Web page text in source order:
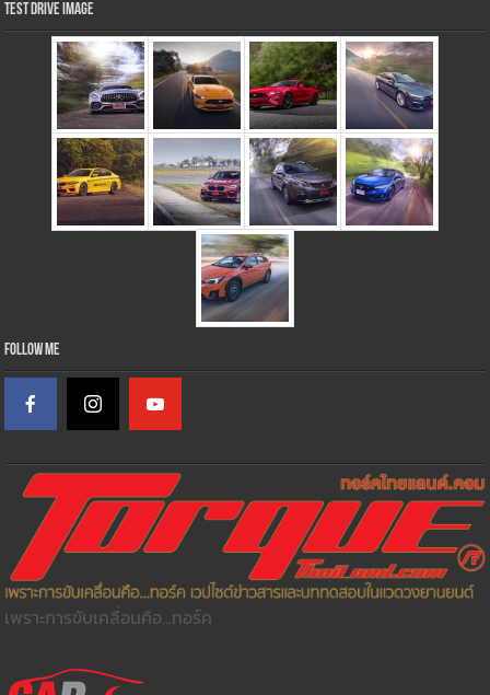
Test Drive Image
Follow Me
เพราะการขับเคลื่อนคือ...ทอร์ค